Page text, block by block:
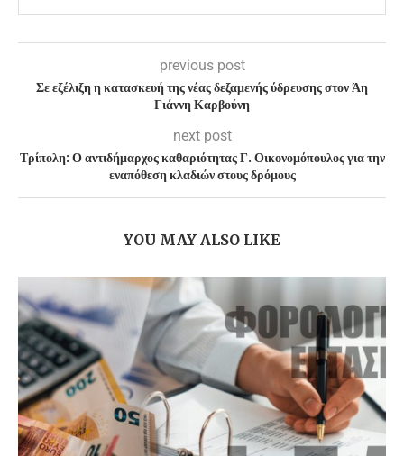
previous post
Σε εξέλιξη η κατασκευή της νέας δεξαμενής ύδρευσης στον Άη
Γιάννη Καρβούνη
next post
Τρίπολη: Ο αντιδήμαρχος καθαριότητας Γ. Οικονομόπουλος για την
εναπόθεση κλαδιών στους δρόμους
YOU MAY ALSO LIKE